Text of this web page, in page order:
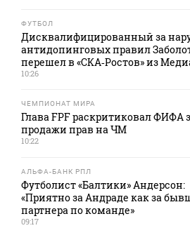
ФУТБОЛ
Дисквалифицированный за
антидопинговых правил
перешел в «СКА‑Ростов» из
10:26
ЧЕМПИОНАТ МИРА
Глава FPF раскритиковал ФИФА
продажи прав на ЧМ
10:22
АЛЬФА-БАНК РПЛ
Футболист «Балтики» Андерсон:
«Приятно за Андраде как за
партнера по команде»
09:17